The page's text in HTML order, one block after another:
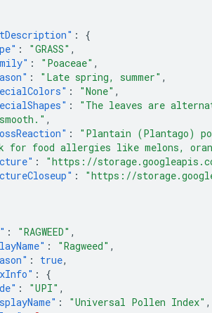
:
{
: "GRASS" ,
: "Poaceae" ,
: "Late spring, summer" ,
: "None" ,
:
"The leaves are
,
:
"Plantain (Plantago)
for food allergies like melons,
:
"https://
:
"https://
: "RAGWEED" ,
: "Ragweed" ,
: true,
:
{
: "UPI" ,
: "Universal Pollen Index" ,